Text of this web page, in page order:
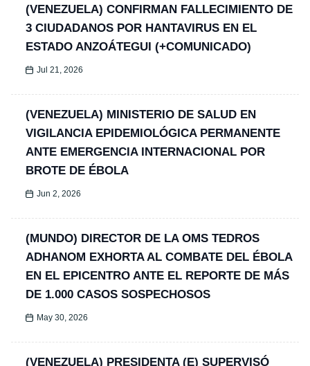
(VENEZUELA) CONFIRMAN FALLECIMIENTO DE
3 CIUDADANOS POR HANTAVIRUS EN EL
ESTADO ANZOÁTEGUI (+COMUNICADO)
Jul 21, 2026
(VENEZUELA) MINISTERIO DE SALUD EN
VIGILANCIA EPIDEMIOLÓGICA PERMANENTE
ANTE EMERGENCIA INTERNACIONAL POR
BROTE DE ÉBOLA
Jun 2, 2026
(MUNDO) DIRECTOR DE LA OMS TEDROS
ADHANOM EXHORTA AL COMBATE DEL ÉBOLA
EN EL EPICENTRO ANTE EL REPORTE DE MÁS
DE 1.000 CASOS SOSPECHOSOS
May 30, 2026
(VENEZUELA) PRESIDENTA (E) SUPERVISÓ